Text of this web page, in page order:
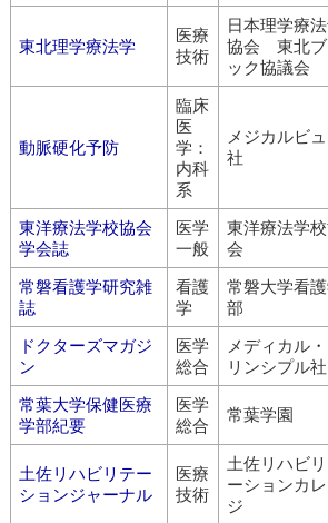
東北理学療法学
医療
技術
日本理学療
協会 東北ブ
ック協議会
動脈硬化予防
臨床
医
学：
内科
系
メジカルビ
社
東洋療法学校協会
学会誌
医学
一般
東洋療法学
会
常磐看護学研究雑
誌
看護
学
常磐大学看
部
ドクターズマガジ
ン
医学
総合
メディカル
リンシプル社
常葉大学保健医療
学部紀要
医学
総合
常葉学園
土佐リハビリテー
ションジャーナル
医療
技術
土佐リハビ
ーションカ
ジ